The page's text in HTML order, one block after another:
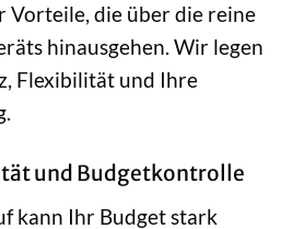
Vorteile, die über die reine
hinausgehen. Wir legen
Flexibilität und Ihre
und Budgetkontrolle
kann Ihr Budget stark